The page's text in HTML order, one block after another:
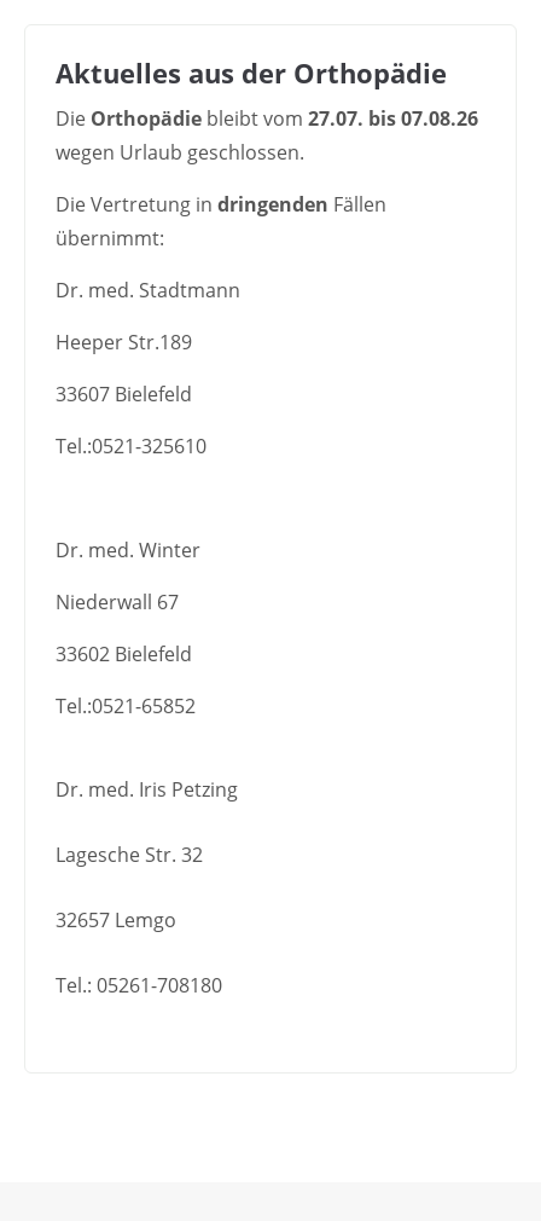
Aktuelles aus der Orthopädie
Die Orthopädie bleibt vom 27.07. bis 07.08.26
wegen Urlaub geschlossen.
Die Vertretung in dringenden Fällen
übernimmt:
Dr. med. Stadtmann
Heeper Str.189
33607 Bielefeld
Tel.:0521-325610
Dr. med. Winter
Niederwall 67
33602 Bielefeld
Tel.:0521-65852
Dr. med. Iris Petzing
Lagesche Str. 32
32657 Lemgo
Tel.: 05261-708180